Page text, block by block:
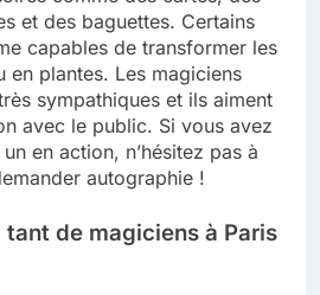
et des baguettes. Certains
capables de transformer les
en plantes. Les magiciens
sympathiques et ils aiment
avec le public. Si vous avez
en action, n’hésitez pas à
autographie !
de magiciens à Paris